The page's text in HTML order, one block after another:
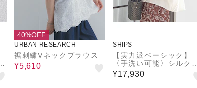
40%OFF
URBAN RESEARCH
裾刺繍Vネックブラウス
¥5,610
SHIPS
【実力派ベーシック】
〈手洗い可能〉シルク混
シアー 羽織 シャツ
¥17,930